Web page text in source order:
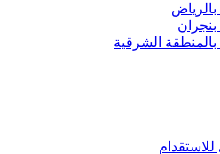
بالرياض
بنجران
بالمنطقة الشرقية